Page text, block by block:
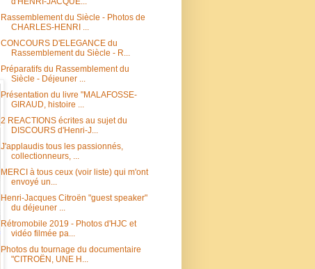
Rassemblement du Siècle - Photos de
CHARLES-HENRI ...
CONCOURS D'ELEGANCE du
Rassemblement du Siècle - R...
Préparatifs du Rassemblement du
Siècle - Déjeuner ...
Présentation du livre "MALAFOSSE-
GIRAUD, histoire ...
2 REACTIONS écrites au sujet du
DISCOURS d'Henri-J...
J'applaudis tous les passionnés,
collectionneurs, ...
MERCI à tous ceux (voir liste) qui m'ont
envoyé un...
Henri-Jacques Citroën "guest speaker"
du déjeuner ...
Rétromobile 2019 - Photos d'HJC et
vidéo filmée pa...
Photos du tournage du documentaire
"CITROËN, UNE H...